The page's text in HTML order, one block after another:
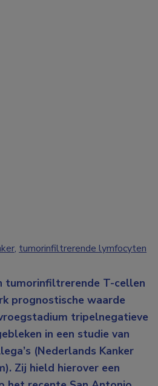
tumorinfiltrerende T-cellen
prognostische waarde
tripelnegatieve
in een studie van
(Nederlands Kanker
Zij hield hierover een
, tumorinfiltrerende lymfocyten